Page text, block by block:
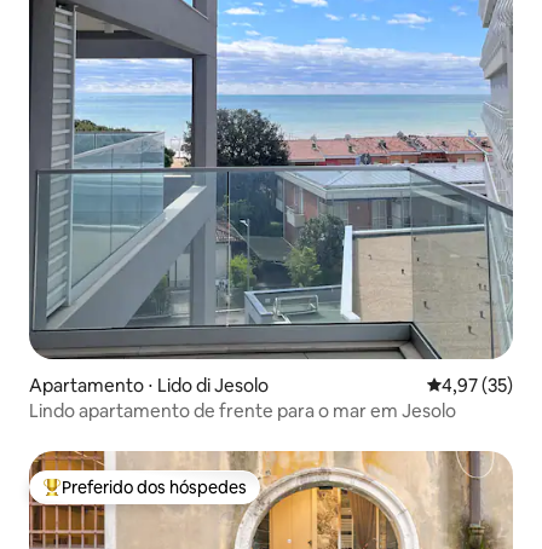
Apartamento ⋅ Lido di Jesolo 4,97 de uma
4,97 (35)
Lindo apartamento de frente para o mar em Jesolo
Entre os melhores preferidos dos hóspedes
Preferido dos hóspedes